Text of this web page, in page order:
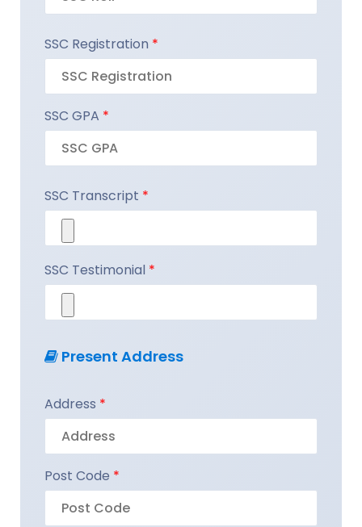
SSC Registration *
SSC GPA *
SSC Transcript *
SSC Testimonial *
Present Address
Address *
Post Code *